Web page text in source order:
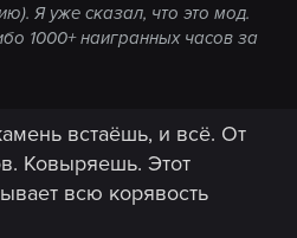
Я уже сказал, что это мод.
1000+ наигранных часов за
встаёшь, и всё. От
Ковыряешь. Этот
всю корявость